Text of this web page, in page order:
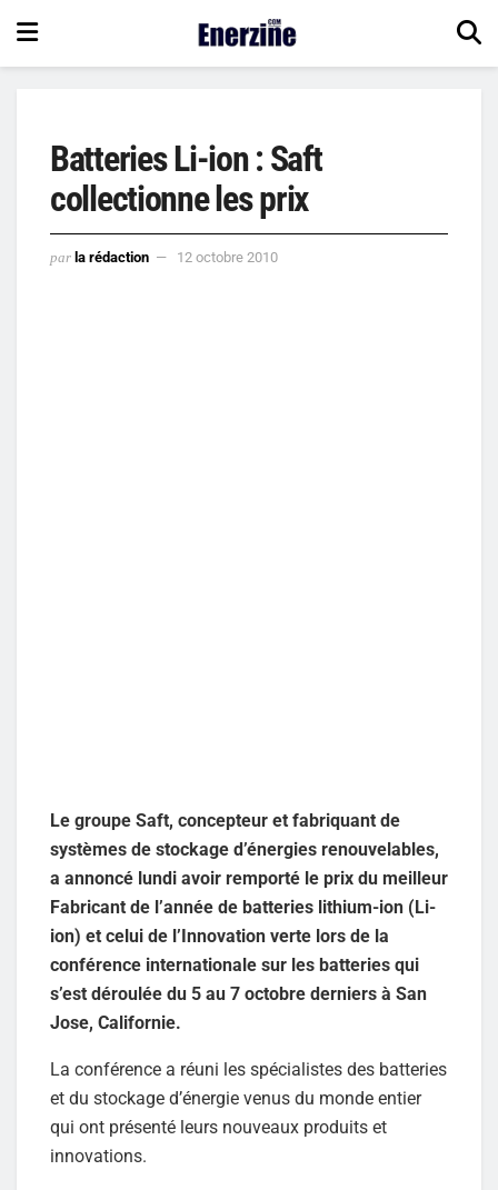
Batteries Li-ion : Saft
collectionne les prix
par la rédaction 12 octobre 2010
Le groupe Saft, concepteur et fabriquant de
systèmes de stockage d’énergies renouvelables,
a annoncé lundi avoir remporté le prix du meilleur
Fabricant de l’année de batteries lithium-ion (Li-
ion) et celui de l’Innovation verte lors de la
conférence internationale sur les batteries qui
s’est déroulée du 5 au 7 octobre derniers à San
Jose, Californie.
La conférence a réuni les spécialistes des batteries
et du stockage d’énergie venus du monde entier
qui ont présenté leurs nouveaux produits et
innovations.